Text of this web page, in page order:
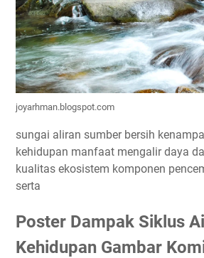
joyarhman.blogspot.com
sungai aliran sumber bersih
kehidupan manfaat mengalir daya
kualitas ekosistem komponen
serta
Poster Dampak Siklus
Kehidupan Gambar